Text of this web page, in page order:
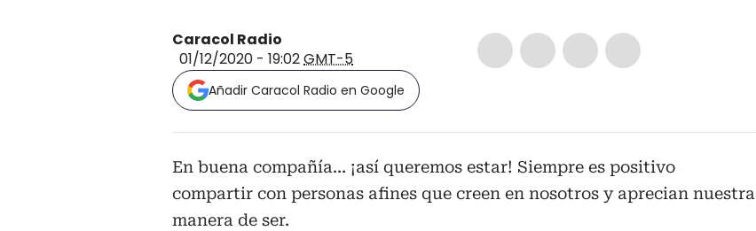
Caracol Radio
01/12/2020 - 19:02GMT-5
Añadir Caracol Radio en Google
En buena compañía… ¡así queremos estar! Siempre es positivo
compartir con personas afines que creen en nosotros y aprecian nuestra
manera de ser.